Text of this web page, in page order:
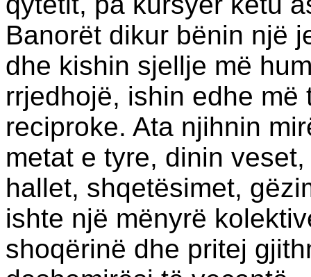
Banorët dikur bënin një
dhe kishin sjellje më
rrjedhojë, ishin edhe
reciproke. Ata njihnin
metat e tyre, dinin
hallet, shqetësimet,
ishte një mënyrë
shoqërinë dhe pritej